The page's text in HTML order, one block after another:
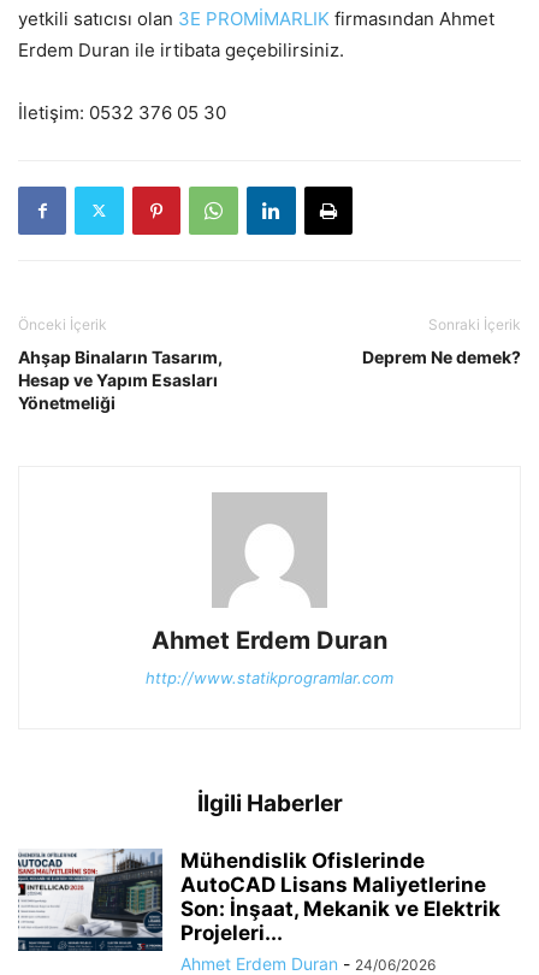
yetkili satıcısı olan 3E PROMİMARLIK firmasından Ahmet
Erdem Duran ile irtibata geçebilirsiniz.
İletişim: 0532 376 05 30
Önceki İçerik
Ahşap Binaların Tasarım,
Hesap ve Yapım Esasları
Yönetmeliği
Sonraki İçerik
Deprem Ne demek?
Ahmet Erdem Duran
http://www.statikprogramlar.com
İlgili Haberler
Mühendislik Ofislerinde
AutoCAD Lisans Maliyetlerine
Son: İnşaat, Mekanik ve Elektrik
Projeleri...
Ahmet Erdem Duran - 24/06/2026